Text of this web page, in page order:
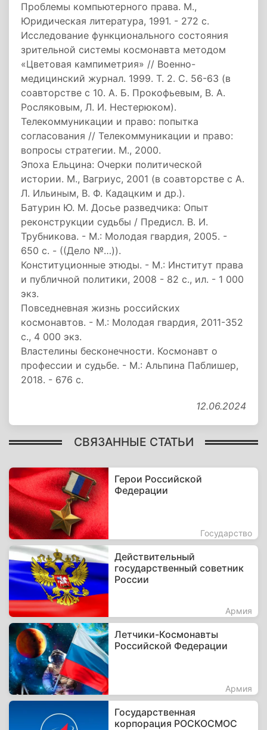
Проблемы компьютерного права. М.,
Юридическая литература, 1991. - 272 с.
Исследование функционального состояния
зрительной системы космонавта методом
«Цветовая кампиметрия» // Военно-
медицинский журнал. 1999. Т. 2. С. 56-63 (в
соавторстве с 10. А. Б. Прокофьевым, В. А.
Росляковым, Л. И. Нестерюком).
Телекоммуникации и право: попытка
согласования // Телекоммуникации и право:
вопросы стратегии. М., 2000.
Эпоха Ельцина: Очерки политической
истории. М., Вагриус, 2001 (в соавторстве с А.
Л. Ильиным, В. Ф. Кадацким и др.).
Батурин Ю. М. Досье разведчика: Опыт
реконструкции судьбы / Предисл. В. И.
Трубникова. - М.: Молодая гвардия, 2005. -
650 с. - ((Дело №…)).
Конституционные этюды. - М.: Институт права
и публичной политики, 2008 - 82 с., ил. - 1 000
экз.
Повседневная жизнь российских
космонавтов. - М.: Молодая гвардия, 2011-352
с., 4 000 экз.
Властелины бесконечности. Космонавт о
профессии и судьбе. - М.: Альпина Паблишер,
2018. - 676 с.
12.06.2024
СВЯЗАННЫЕ СТАТЬИ
Герои Российской
Федерации
Государство
Действительный
государственный советник
России
Армия
Летчики-Космонавты
Российской Федерации
Армия
Государственная
корпорация РОСКОСМОС